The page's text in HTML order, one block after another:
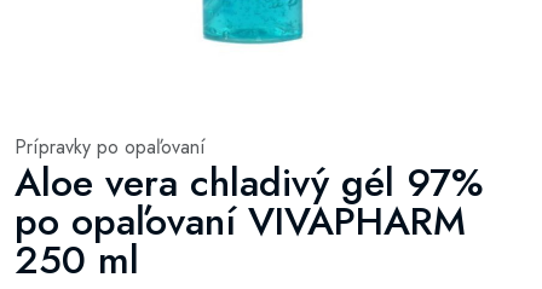
Prípravky po opaľovaní
Aloe vera chladivý gél 97%
po opaľovaní VIVAPHARM
250 ml